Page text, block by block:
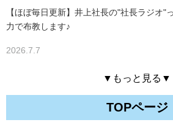
【ほぼ毎日更新】井上社長の"社長ラジオ"
力で布教します♪
2026.7.7
▼もっと見る▼
TOPページ